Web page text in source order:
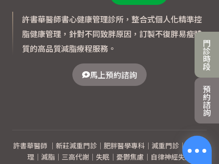
門
診
時
段
預
約
諮
詢
許書華醫師書心健康管理診所，整合式個人化精準控
脂健康管理，針對不同致胖原因，訂製不復胖易瘦體
質的高品質減脂療程服務。
馬上預約諮詢
許書華醫師 ｜新莊減重門診｜肥胖醫學專科｜減重門診｜體重管
理｜減脂｜三高代謝｜失眠｜憂鬱焦慮｜自律神經失調